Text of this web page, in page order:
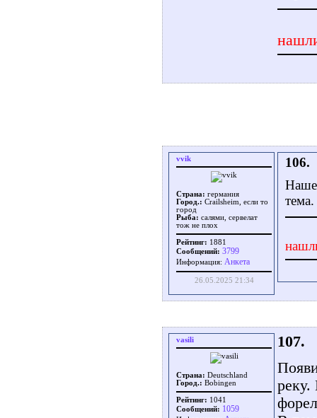
vvik
Страна: германия
Город.: Crailsheim, если то
город
Рыба: салями, сервелат
тож не плох
Рейтинг: 1881
Сообщений: 3799
Информация: Aнкета
26.05.2025 21:34
106.
vasili
Страна: Deutschland
Город.: Bobingen
Рейтинг: 1041
Сообщений: 1059
107.
реку.